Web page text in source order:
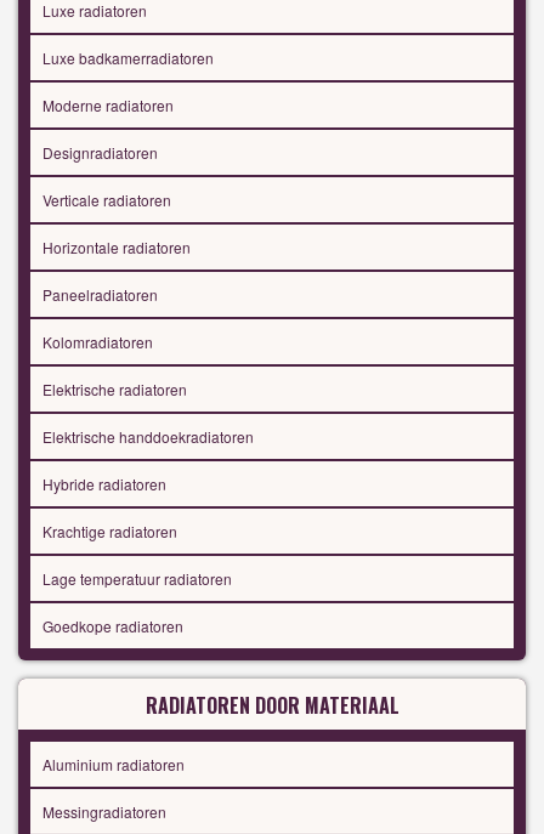
Luxe radiatoren
Luxe badkamerradiatoren
Moderne radiatoren
Designradiatoren
Verticale radiatoren
Horizontale radiatoren
Paneelradiatoren
Kolomradiatoren
Elektrische radiatoren
Elektrische handdoekradiatoren
Hybride radiatoren
Krachtige radiatoren
Lage temperatuur radiatoren
Goedkope radiatoren
RADIATOREN DOOR MATERIAAL
Aluminium radiatoren
Messingradiatoren